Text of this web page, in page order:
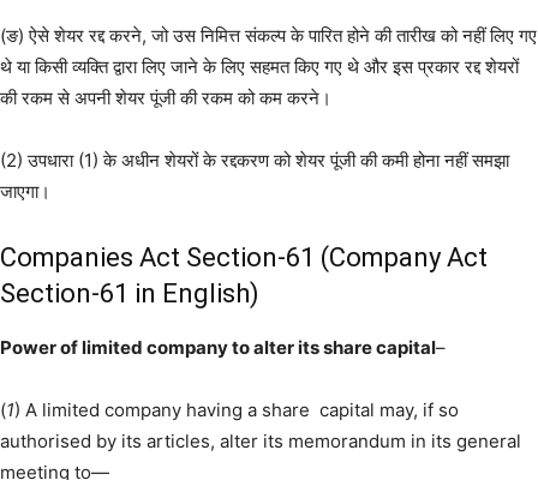
(ङ) ऐसे शेयर रद्द करने, जो उस निमित्त संकल्प के पारित होने की तारीख को नहीं लिए गए
थे या किसी व्यक्ति द्वारा लिए जाने के लिए सहमत किए गए थे और इस प्रकार रद्द शेयरों
की रकम से अपनी शेयर पूंजी की रकम को कम करने।
(2) उपधारा (1) के अधीन शेयरों के रद्दकरण को शेयर पूंजी की कमी होना नहीं समझा
जाएगा।
Companies Act Section-61 (Company Act
Section-61 in English)
Power of limited company to alter its share capital–
(1) A limited company having a share capital may, if so
authorised by its articles, alter its memorandum in its general
meeting to—